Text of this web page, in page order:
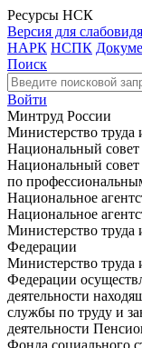
Ресурсы НСК
Версия для
НАРК НСПК
Поиск
Войти
Минтруд России
Министерство
Национальный совет
Национальный
по
Национальное
Национальное
Министерство труда
Федерации
Министерство труда
Федерации
деятельности
службы по труду и
деятельности
Фонда социального